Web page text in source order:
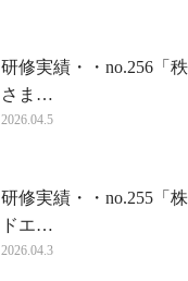
研修実績・・no.256「
さま…
2026.04.5
研修実績・・no.255「
ドエ…
2026.04.3